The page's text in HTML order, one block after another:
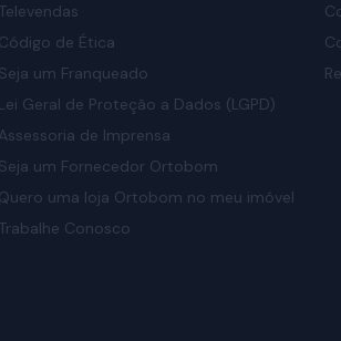
Televendas
Código de Ética
Seja um Franqueado
Lei Geral de Proteção a Dados (LGPD)
Assessoria de Imprensa
Seja um Fornecedor Ortobom
Quero uma loja Ortobom no meu imóvel
Trabalhe Conosco